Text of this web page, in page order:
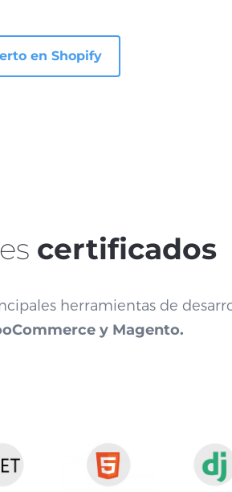
en Shopify
certificados
herramientas de
y Magento.